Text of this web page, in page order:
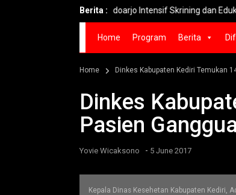
Berita :
Sidoarjo Intensif Skrining dan Edukasi
Home Program Berita
Home Dinkes Kabupaten Kediri Temukan
Dinkes
Pasien
Yovie Wicaksono - 5 June 2017
Kepala Dinas Kesehetan Kabupaten Kediri,